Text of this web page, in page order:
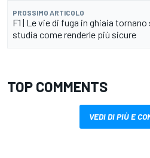
PROSSIMO ARTICOLO
F1 | Le vie di fuga in ghiaia
studia come renderle più sicure
TOP COMMENTS
VEDI DI PIÙ E